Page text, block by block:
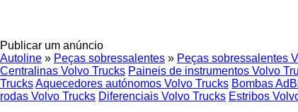
Publicar um anúncio
Autoline » Peças sobressalentes » Peças sobressalentes
Centralinas Volvo Trucks Paineis de instrumentos Volvo
TrucksAquecedores autónomos Volvo Trucks Bombas
rodas Volvo Trucks Diferenciais Volvo Trucks Estribos